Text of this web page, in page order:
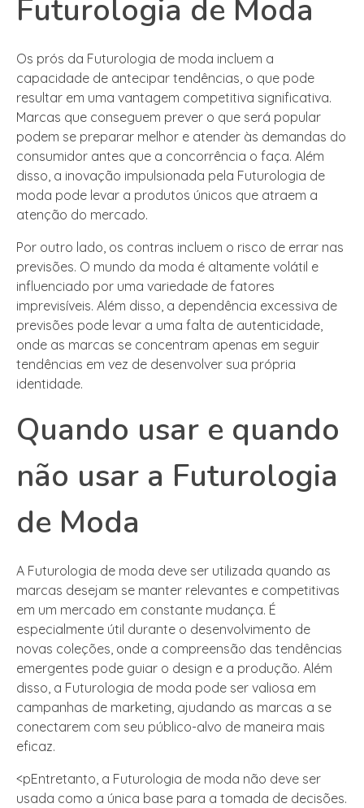
Futurologia de Moda
Os prós da Futurologia de moda incluem a
capacidade de antecipar tendências, o que pode
resultar em uma vantagem competitiva significativa.
Marcas que conseguem prever o que será popular
podem se preparar melhor e atender às demandas do
consumidor antes que a concorrência o faça. Além
disso, a inovação impulsionada pela Futurologia de
moda pode levar a produtos únicos que atraem a
atenção do mercado.
Por outro lado, os contras incluem o risco de errar nas
previsões. O mundo da moda é altamente volátil e
influenciado por uma variedade de fatores
imprevisíveis. Além disso, a dependência excessiva de
previsões pode levar a uma falta de autenticidade,
onde as marcas se concentram apenas em seguir
tendências em vez de desenvolver sua própria
identidade.
Quando usar e quando
não usar a Futurologia
de Moda
A Futurologia de moda deve ser utilizada quando as
marcas desejam se manter relevantes e competitivas
em um mercado em constante mudança. É
especialmente útil durante o desenvolvimento de
novas coleções, onde a compreensão das tendências
emergentes pode guiar o design e a produção. Além
disso, a Futurologia de moda pode ser valiosa em
campanhas de marketing, ajudando as marcas a se
conectarem com seu público-alvo de maneira mais
eficaz.
<pEntretanto, a Futurologia de moda não deve ser
usada como a única base para a tomada de decisões.